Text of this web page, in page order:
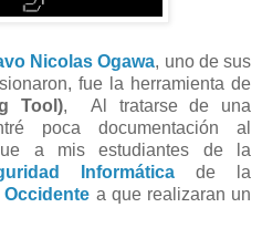
Nicolas Ogawa, uno de sus
fue la herramienta de
Tool), Al tratarse de una
poca documentación al
a mis estudiantes de la
Informática de la
a que realizaran un